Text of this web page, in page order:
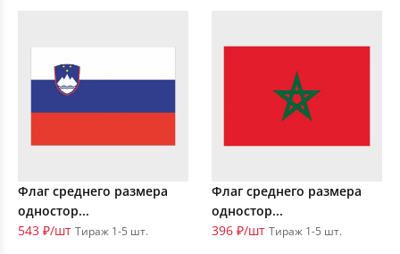
Флаг среднего размера
одностор...
543 ₽/шт Тираж 1-5 шт.
Флаг среднего размера
одностор...
396 ₽/шт Тираж 1-5 шт.